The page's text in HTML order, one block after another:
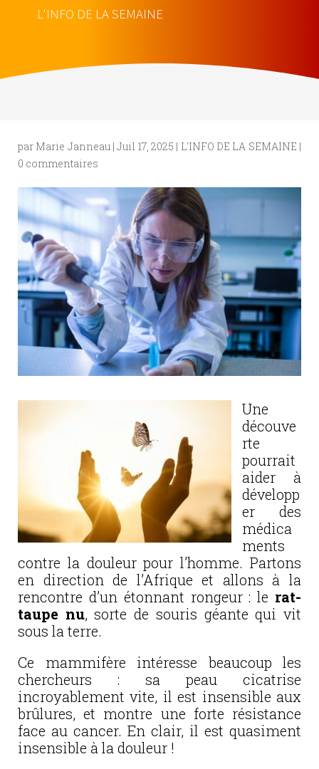
L'INFO DE LA SEMAINE
par Marie Janneau|Juil 17, 2025 | L'INFO DE LA SEMAINE |
0 commentaires
Une
découve
rte
pourrait
aider à
développ
er des
médica
ments
contre la douleur pour l’homme. Partons
en direction de l’Afrique et allons à la
rencontre d’un étonnant rongeur : le rat-
taupe nu, sorte de souris géante qui vit
sous la terre.
Ce mammifère intéresse beaucoup les
chercheurs : sa peau cicatrise
incroyablement vite, il est insensible aux
brûlures, et montre une forte résistance
face au cancer. En clair, il est quasiment
insensible à la douleur !